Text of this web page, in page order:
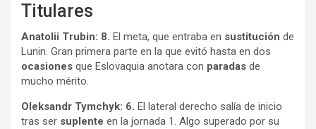
Titulares
Anatolii Trubin: 8. El meta, que entraba en sustitución de
Lunin. Gran primera parte en la que evitó hasta en dos
ocasiones que Eslovaquia anotara con paradas de
mucho mérito.
Oleksandr Tymchyk: 6. El lateral derecho salía de inicio
tras ser suplente en la jornada 1. Algo superado por su